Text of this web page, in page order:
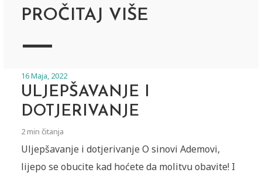
PROČITAJ VIŠE
16 Maja, 2022
ULJEPŠAVANJE I
DOTJERIVANJE
2 min čitanja
Uljepšavanje i dotjerivanje O sinovi Ademovi,
lijepo se obucite kad hoćete da molitvu obavite! I